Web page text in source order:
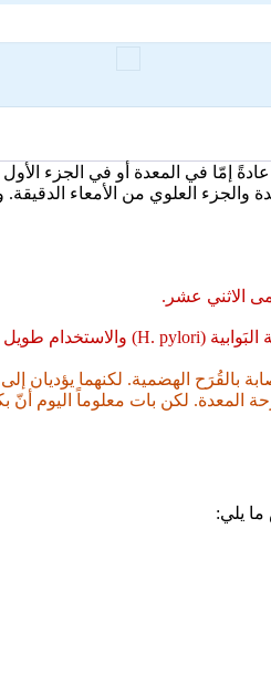
إمّا في المعدة أو في الجزء
العلوي من الأمعاء الدقيقة.
الاثني عشر.
بالقُرَح الهضمية. لكنهما يؤديان
يلي: